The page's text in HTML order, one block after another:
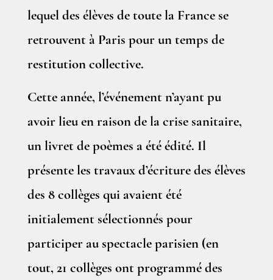
lequel des élèves de toute la France se
retrouvent à Paris pour un temps de
restitution collective.
Cette année, l’événement n’ayant pu
avoir lieu en raison de la crise sanitaire,
un livret de poèmes a été édité. Il
présente les travaux d’écriture des élèves
des 8 collèges qui avaient été
initialement sélectionnés pour
participer au spectacle parisien (en
tout, 21 collèges ont programmé des